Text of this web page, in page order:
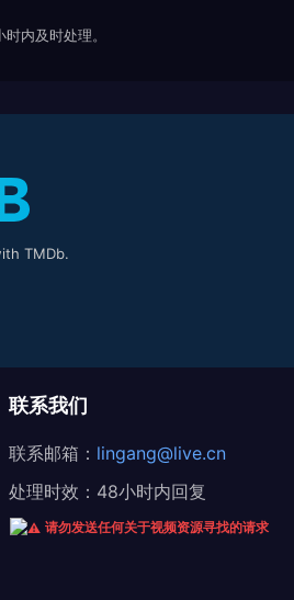
内及时处理。
TMDb.
联系我们
联系邮箱： lingang@live.cn
处理时效：48小时内回复
请勿发送任何关于视频资源寻找的请求